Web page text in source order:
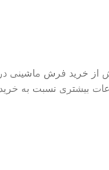
از خرید فرش ماشینی در
بیشتری نسبت به